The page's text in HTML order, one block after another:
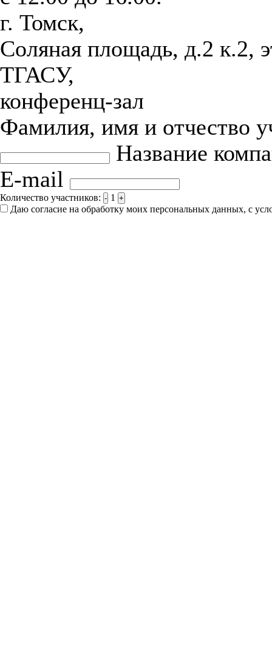
г. Томск,
Соляная площадь, д.2 к.2,
ТГАСУ,
конференц-зал
Фамилия, имя и отчество
Название
E-mail
Количество участников: - 1 +
Даю согласие на обработку моих персональных данных, с